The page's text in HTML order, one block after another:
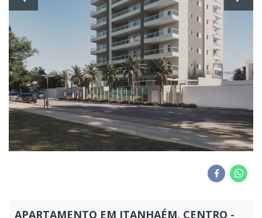
APARTAMENTO EM ITANHAÉM, CENTRO -